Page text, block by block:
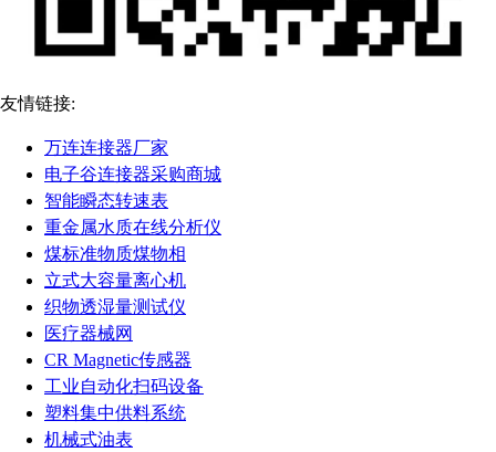
友情链接:
万连连接器厂家
电子谷连接器采购商城
智能瞬态转速表
重金属水质在线分析仪
煤标准物质煤物相
立式大容量离心机
织物透湿量测试仪
医疗器械网
CR Magnetic传感器
工业自动化扫码设备
塑料集中供料系统
机械式油表